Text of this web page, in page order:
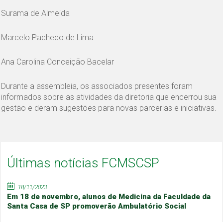
Surama de Almeida
Marcelo Pacheco de Lima
Ana Carolina Conceição Bacelar
Durante a assembleia, os associados presentes foram
informados sobre as atividades da diretoria que encerrou sua
gestão e deram sugestões para novas parcerias e iniciativas.
Últimas notícias FCMSCSP
18/11/2023
Em 18 de novembro, alunos de Medicina da Faculdade da
Santa Casa de SP promoverão Ambulatório Social